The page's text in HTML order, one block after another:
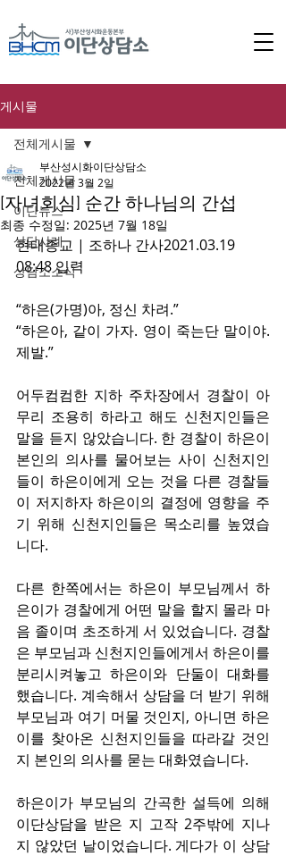
게시물
전체게시물
이단뉴스
상담사례
상담소소식
전체게시물
[자녀회심] 순간 하나님의 간섭
부산성시화이단상담소
2022년 3월 2일
최종 수정일: 2025년 7월 18일
현대종교 | 조하나 간사2021.03.19
08:48 입력
“하은(가명)아, 정신 차려.”
“하은아, 같이 가자. 영이 죽는단 말이야.
제발.”
어두컴컴한 지하 주차장에서 경찰이 아
무리 조용히 하라고 해도 신천지인들은
말을 듣지 않았습니다. 한 경찰이 하은이
본인의 의사를 물어보는 사이 신천지인
들이 하은이에게 오는 것을 다른 경찰들
이 저지하자 하은이의 결정에 영향을 주
기 위해 신천지인들은 목소리를 높였습
니다.
다른 한쪽에서는 하은이 부모님께서 하
은이가 경찰에게 어떤 말을 할지 몰라 마
음 졸이며 초조하게 서 있었습니다. 경찰
은 부모님과 신천지인들에게서 하은이를
분리시켜놓고 하은이와 단둘이 대화를
했습니다. 계속해서 상담을 더 받기 위해
부모님과 여기 머물 것인지, 아니면 하은
이를 찾아온 신천지인들을 따라갈 것인
지 본인의 의사를 묻는 대화였습니다.
하은이가 부모님의 간곡한 설득에 의해
이단상담을 받은 지 고작 2주밖에 지나
지 않았던 날이었습니다. 게다가 이 상담